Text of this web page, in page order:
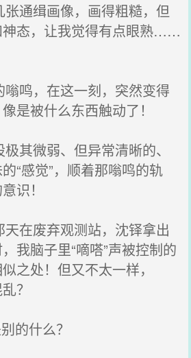
通缉画像，画得粗糙，但
神态，让我觉得有点眼熟……
鸣，在这一刻，突然变得
是被什么东西触动了！
其微弱、但异常清晰的、
“感觉”，顺着那嗡鸣的轨
识！
在废弃观测站，沈铎拿出
我脑子里“嘀嗒”声被控制的
之处！但又不太一样，
？
的什么？